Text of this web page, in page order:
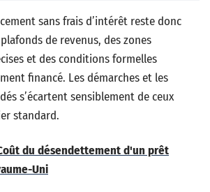
sans frais d’intérêt reste donc
de revenus, des zones
et des conditions formelles
financé. Les démarches et les
s’écartent sensiblement de ceux
standard.
du désendettement d'un prêt
Uni